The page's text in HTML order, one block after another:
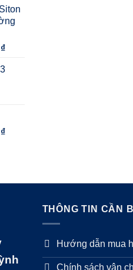
là:
2.800.000 ₫.
₫Giá
tại
₫.
₫Giá
THÔNG TIN CẦN
Hướng dẫn mua
Chính sách vận